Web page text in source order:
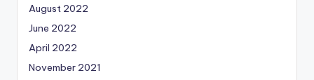
August 2022
June 2022
April 2022
November 2021